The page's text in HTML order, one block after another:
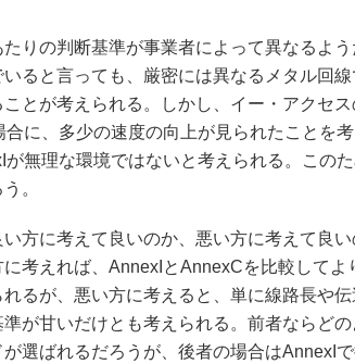
りの判断基準が事業者によって異なるよう
いると言っても、厳密には異なるメタル回
とが考えられる。しかし、イー・アクセ
に、多少の速度の向上が見られたことを
無理な環境ではないと考えられる。この
。
方に考えて良いのか、悪い方に考えて良
考えれば、AnnexIとAnnexCを比較してよ
るが、悪い方に考えると、単に線路長や
が甘いだけとも考えられる。前者ならど
選ばれるだろうが、後者の場合はAnnexI